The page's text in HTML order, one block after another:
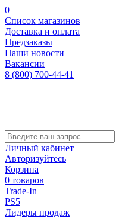
0
Список магазинов
Доставка и оплата
Предзаказы
Наши новости
Вакансии
8 (800) 700-44-41
Личный кабинет
Авторизуйтесь
Корзина
0 товаров
Trade-In
PS5
Лидеры продаж